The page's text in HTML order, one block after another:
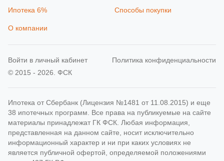
Ипотека 6% Способы покупки
О компании
© 2015 - 2026. ФСК
Политика конфиденциальности
Ипотека от Сбербанк (Лицензия №1481 от 11.08.2015) и еще
38 ипотечных программ. Все права на публикуемые на сайте
материалы принадлежат ГК ФСК. Любая информация,
представленная на данном сайте, носит исключительно
информационный характер и ни при каких условиях не
является публичной офертой, определяемой положениями
Войти в личный кабинет